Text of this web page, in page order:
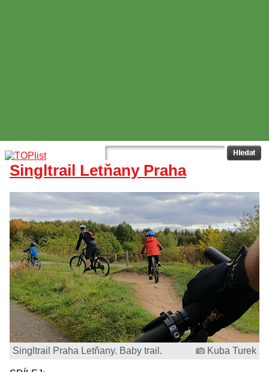
Singltrail Letňany Praha
Singltrail Praha Letňany. Baby trail. Kuba Turek